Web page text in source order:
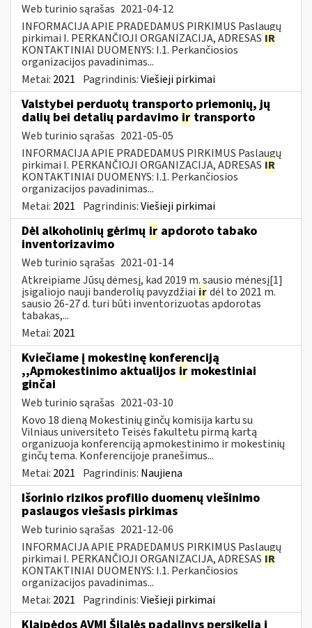
Web turinio sąrašas 2021-04-12
INFORMACIJA APIE PRADEDAMUS PIRKIMUS Paslaugų
pirkimai I. PERKANČIOJI ORGANIZACIJA, ADRESAS IR
KONTAKTINIAI DUOMENYS: I.1. Perkančiosios
organizacijos pavadinimas...
Metai: 2021 Pagrindinis:Viešieji pirkimai
Valstybei perduotų transporto priemonių, jų
dalių bei detalių pardavimo ir transporto
Web turinio sąrašas 2021-05-05
INFORMACIJA APIE PRADEDAMUS PIRKIMUS Paslaugų
pirkimai I. PERKANČIOJI ORGANIZACIJA, ADRESAS IR
KONTAKTINIAI DUOMENYS: I.1. Perkančiosios
organizacijos pavadinimas...
Metai: 2021 Pagrindinis:Viešieji pirkimai
Dėl alkoholinių gėrimų ir apdoroto tabako
inventorizavimo
Web turinio sąrašas 2021-01-14
Atkreipiame Jūsų dėmesį, kad 2019 m. sausio mėnesį[1]
įsigaliojo nauji banderolių pavyzdžiai irdėl to 2021 m.
sausio 26-27 d. turi būti inventorizuotas apdorotas
tabakas,...
Metai: 2021
Kviečiame į mokestinę konferenciją
,,Apmokestinimo aktualijos ir mokestiniai
ginčai
Web turinio sąrašas 2021-03-10
Kovo 18 dieną Mokestinių ginčų komisija kartu su
Vilniaus universiteto Teisės fakultetu pirmą kartą
organizuoja konferenciją apmokestinimo ir mokestinių
ginčų tema. Konferencijoje pranešimus...
Metai: 2021 Pagrindinis: Naujiena
Išorinio rizikos profilio duomenų viešinimo
paslaugos viešasis pirkimas
Web turinio sąrašas 2021-12-06
INFORMACIJA APIE PRADEDAMUS PIRKIMUS Paslaugų
pirkimai I. PERKANČIOJI ORGANIZACIJA, ADRESAS IR
KONTAKTINIAI DUOMENYS: I.1. Perkančiosios
organizacijos pavadinimas...
Metai: 2021 Pagrindinis:Viešieji pirkimai
Klaipėdos AVMI Šilalės padalinys persikelia į